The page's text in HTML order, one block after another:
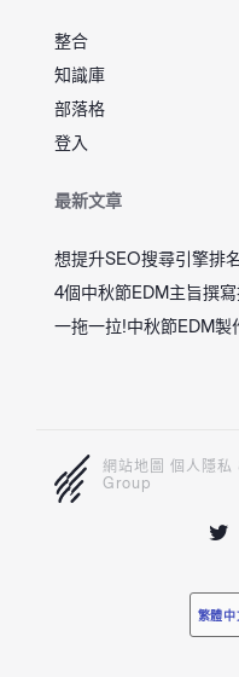
整合
知識庫
部落格
登入
最新文章
想提升SEO搜尋引擎排
4個中秋節EDM主旨撰
一拖一拉!中秋節EDM製
網站地圖 個人隱私
Group